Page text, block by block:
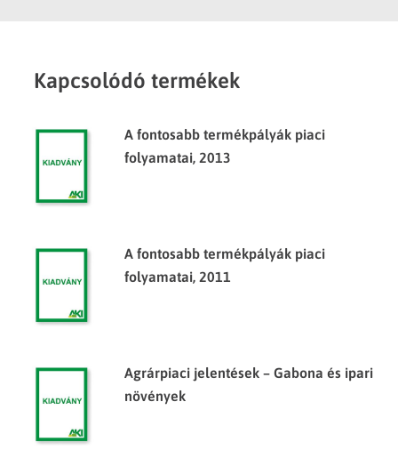
Kapcsolódó termékek
A fontosabb termékpályák piaci
folyamatai, 2013
A fontosabb termékpályák piaci
folyamatai, 2011
Agrárpiaci jelentések – Gabona és ipari
növények